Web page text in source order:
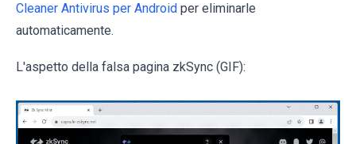
Cleaner Antivirus per Android per eliminarle
automaticamente.
L'aspetto della falsa pagina zkSync (GIF):